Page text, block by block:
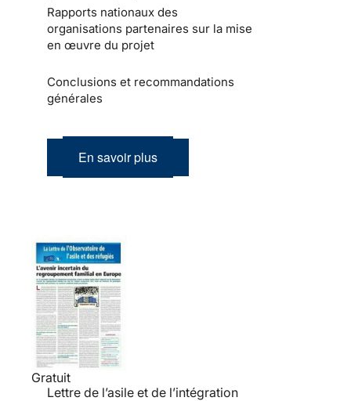
Rapports nationaux des
organisations partenaires sur la mise
en œuvre du projet
Conclusions et recommandations
générales
En savoir plus
Gratuit
Lettre de l’asile et de l’intégration